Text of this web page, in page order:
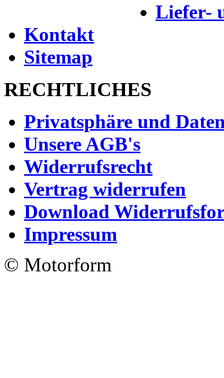
Liefer-
Kontakt
Sitemap
RECHTLICHES
Privatsphäre und
Unsere AGB's
Widerrufsrecht
Vertrag widerrufen
Download
Impressum
© Motorform